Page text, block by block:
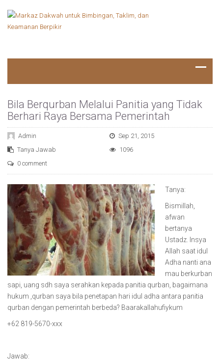
Bila Berqurban Melalui Panitia yang Tidak
Berhari Raya Bersama Pemerintah
Admin
Sep 21, 2015
Tanya Jawab
1096
0 comment
Tanya:
Bismillah,
afwan
bertanya
Ustadz. Insya
Allah saat idul
Adha nanti ana
mau berkurban
sapi, uang sdh saya serahkan kepada panitia qurban, bagaimana
hukum ,qurban saya bila penetapan hari idul adha antara panitia
qurban dengan pemerintah berbeda? Baarakallahufiykum
+62 819-5670-xxx
Jawab: